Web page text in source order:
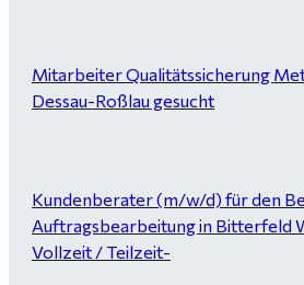
Mitarbeiter Qualitätssicherung
Dessau-Roßlau gesucht
Kundenberater (m/w/d) für den
Auftragsbearbeitung in Bitterfeld
Vollzeit / Teilzeit-